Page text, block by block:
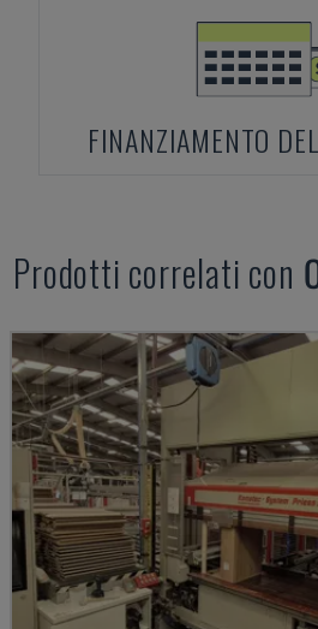
FINANZIAMENTO
Prodotti correlati con